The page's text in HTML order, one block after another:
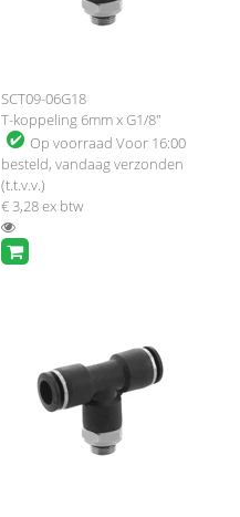
SCT09-06G18
T-koppeling 6mm x G1/8"
Op voorraad Voor 16:00
besteld, vandaag verzonden
(t.t.v.v.)
€ 3,28ex btw